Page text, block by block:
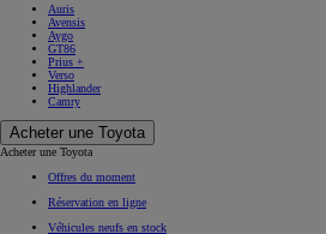
Auris
Avensis
Aygo
GT86
Prius +
Verso
Highlander
Camry
Acheter une Toyota
Acheter une Toyota
Offres du moment
Réservation en ligne
Véhicules neufs en stock